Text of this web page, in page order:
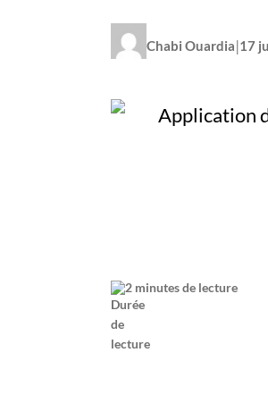
Chabi Ouardia|17
2 minutes de lecture